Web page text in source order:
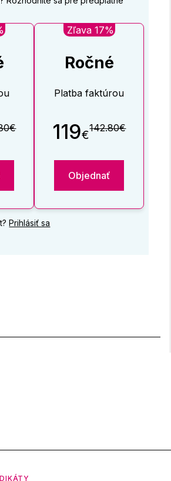
Zľava 17%
Ročné
Platba faktúrou
119€142.80€
Objednať
Prihlásiť sa